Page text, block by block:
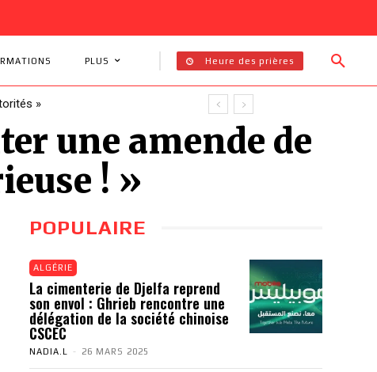
PLUS Heure des prières
»
une amende de
! »
POPULAIRE
ALGÉRIE
La cimenterie de Djelfa reprend
son envol : Ghrieb rencontre une
délégation de la société chinoise
CSCEC
NADIA.L - 26 MARS 2025